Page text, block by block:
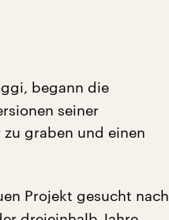
begann die
seiner
zu graben und einen
Projekt gesucht nach